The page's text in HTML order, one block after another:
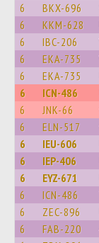
6 BKX-696
6 KKM-628
6 IBC-206
6 EKA-735
6 EKA-735
6 ICN-486
6 JNK-66
6 ELN-517
6 IEU-606
6 IEP-406
6 EYZ-671
6 ICN-486
6 ZEC-896
6 FAB-220